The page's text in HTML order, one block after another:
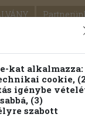
SEGÍTSÉG
fa
kat alkalmazza:
cookie,
igénybe
(3)
szabott